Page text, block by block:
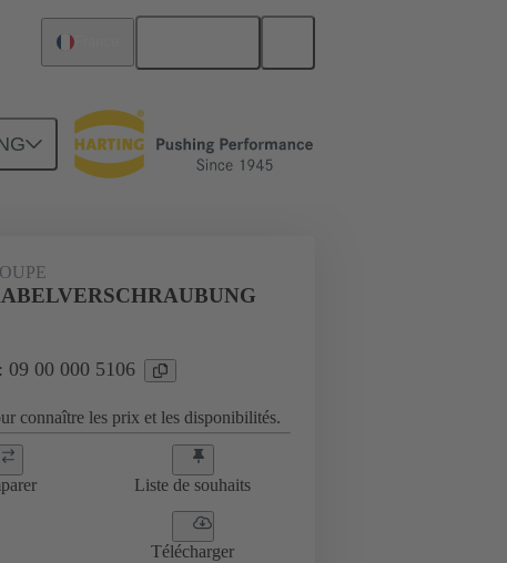
09 00 000 5106
00 000 5106
connaître les prix et les disponibilités.
Liste de souhaits
Télécharger